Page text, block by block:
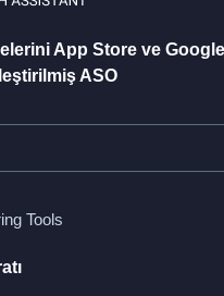
App Store ve
ASO
Tools